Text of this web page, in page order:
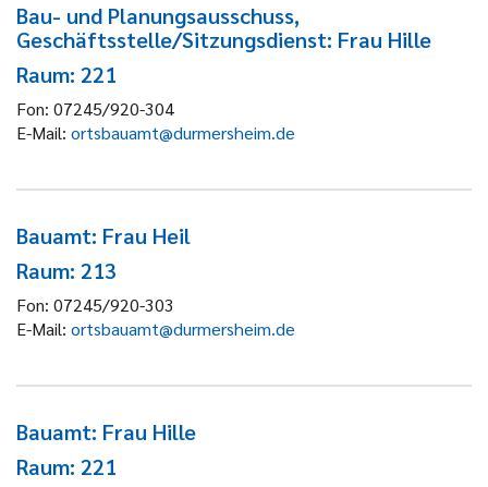
Bau- und Planungsausschuss,
Geschäftsstelle/Sitzungsdienst: Frau Hille
Raum: 221
Fon: 07245/920-304
E-Mail: ortsbauamt@durmersheim.de
Bauamt: Frau Heil
Raum: 213
Fon: 07245/920-303
E-Mail: ortsbauamt@durmersheim.de
Bauamt: Frau Hille
Raum: 221